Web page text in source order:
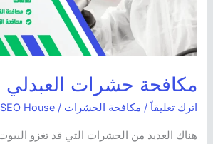
مكافحة حشرات العبدلي
اترك تعليقاً / مكافحة الحشرات /
SEO House
هناك العديد من الحشرات التي قد تغزو